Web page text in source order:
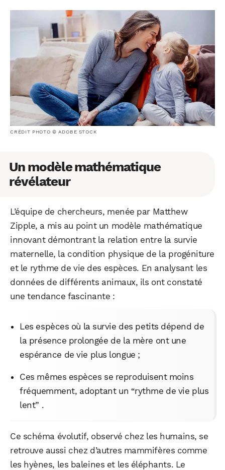
CRÉDIT PHOTO © ADOBE STOCK
Un modèle mathématique
révélateur
L’équipe de chercheurs, menée par Matthew
Zipple, a mis au point un modèle mathématique
innovant démontrant la relation entre la survie
maternelle, la condition physique de la progéniture
et le rythme de vie des espèces. En analysant les
données de différents animaux, ils ont constaté
une tendance fascinante :
Les espèces où la survie des petits dépend de
la présence prolongée de la mère ont une
espérance de vie plus longue ;
Ces mêmes espèces se reproduisent moins
fréquemment, adoptant un “rythme de vie plus
lent” .
Ce schéma évolutif, observé chez les humains, se
retrouve aussi chez d’autres mammifères comme
les hyènes, les baleines et les éléphants. Le